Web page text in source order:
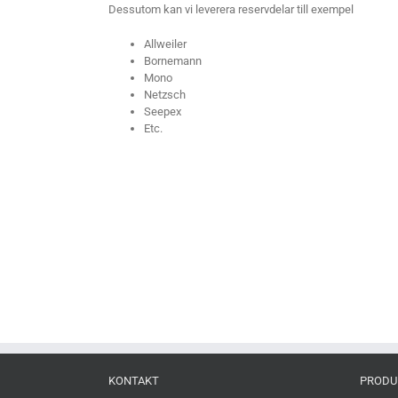
Dessutom kan vi leverera reservdelar till exempel
Allweiler
Bornemann
Mono
Netzsch
Seepex
Etc.
KONTAKT